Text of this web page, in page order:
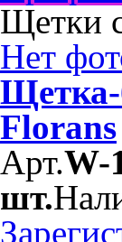
Щетки
Нет
Щетка-
Florans
Арт.W-
шт.